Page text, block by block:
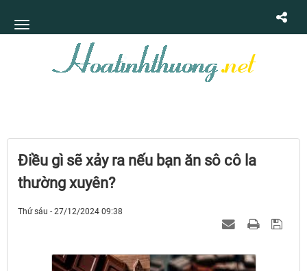
Điều gì sẽ xảy ra nếu bạn ăn sô cô la
thường xuyên?
Thứ sáu - 27/12/2024 09:38